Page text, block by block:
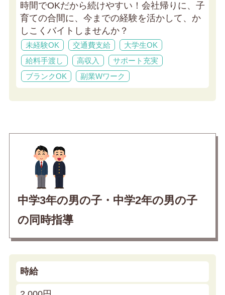
時間でOKだから続けやすい！会社帰りに、子
育ての合間に、今までの経験を活かして、か
しこくバイトしませんか？
未経験OK 交通費支給
大学生OK
給料手渡し
高収入
サポート充実
ブランクOK
副業Wワーク
中学3年の男の子・中学2年の男の子
の同時指導
時給